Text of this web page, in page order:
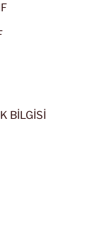
BİLGİSİ